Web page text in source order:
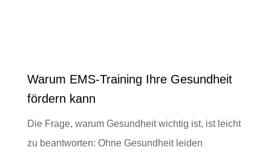
Warum EMS-Training Ihre Gesundheit
fördern kann
Die Frage, warum Gesundheit wichtig ist, ist leicht
zu beantworten: Ohne Gesundheit leiden